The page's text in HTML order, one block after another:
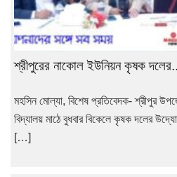
শ্রীপুরের নাকোল ইউনিয়ন কৃষক
মহসিন মোল্যা, বিশেষ প্রতিবেদক- শ্রীপুর
বিদ্যালয় মাঠে বুধবার বিকেলে কৃষক দলের
[…]